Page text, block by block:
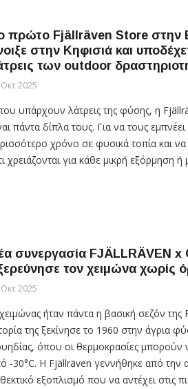
πρώτo Fjällräven Store στην
στην Κηφισιά και
των outdoor
2025
υπάρχουν λάτρεις της φύσης, η
πάντα δίπλα τους. Για να τους
χρόνο σε φυσικά τοπία και να
χρειάζονται για κάθε μικρή εξόρμηση
συνεργασία FJÄLLRÄVEN x
τον χειμώνα χωρίς
2025
ήταν πάντα η βασική σεζόν της
της ξεκίνησε το 1960 στην άγρια
όπου οι θερμοκρασίες
-30°C. Η Fjällräven γεννήθηκε από την
εξοπλισμό που να αντέχει στις